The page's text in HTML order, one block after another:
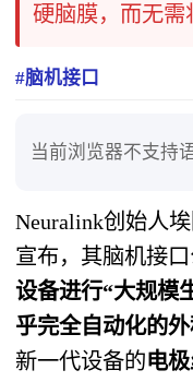
硬脑膜，而无需
#脑机接口
当前浏览器不支持
Neuralink创始人
宣布，其脑机接
设备进行“大规模
乎完全自动化的
新一代设备的电